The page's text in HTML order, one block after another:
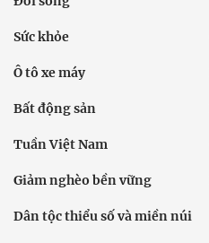
Sức khỏe
Ô tô xe máy
Bất động sản
Tuần Việt Nam
Giảm nghèo bền vững
Dân tộc thiểu số và miền núi